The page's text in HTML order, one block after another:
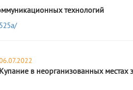
технологий
Купание в неорганизованных местах